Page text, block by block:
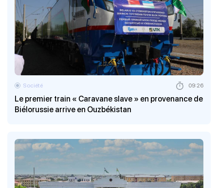
Le premier train « Caravane slave » en provenance de
Biélorussie arrive en Ouzbékistan
Société 09:26